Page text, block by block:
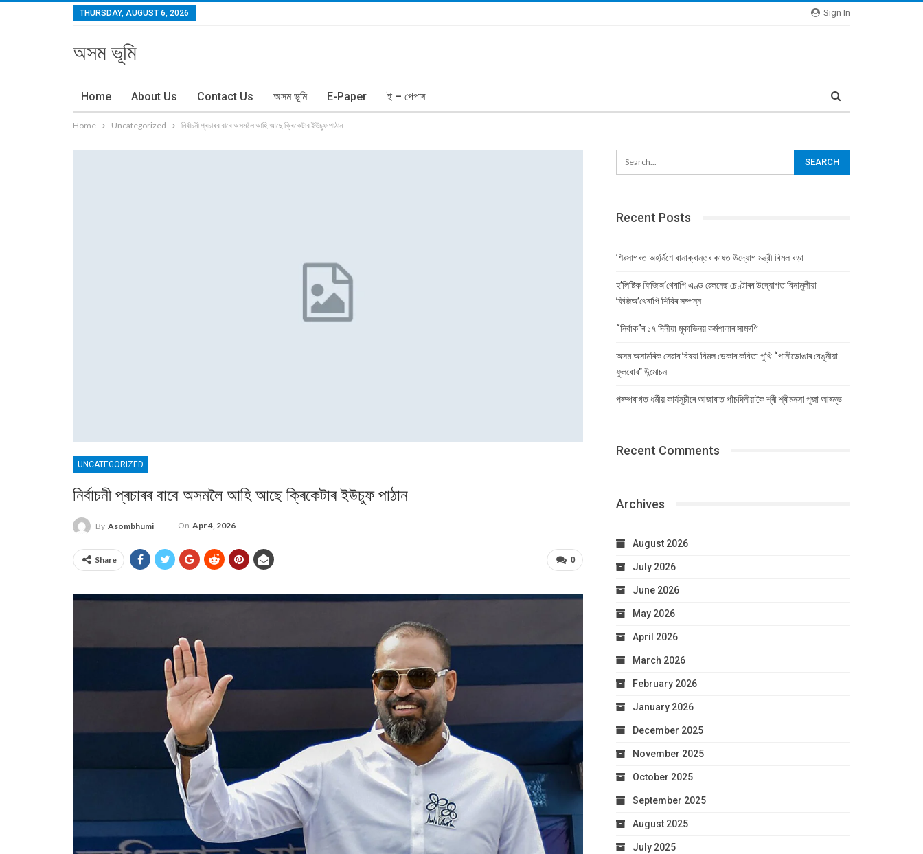
Sign In
THURSDAY, AUGUST 6, 2026
অসম ভূমি
Home About Us Contact Us অসম ভূমি E-Paper ই – পেপাৰ
Home Uncategorized নিৰ্বাচনী প্ৰচাৰৰ বাবে অসমলৈ আহি আছে ক্ৰিকেটাৰ ইউচুফ পাঠান
UNCATEGORIZED
নিৰ্বাচনী প্ৰচাৰৰ বাবে অসমলৈ আহি আছে ক্ৰিকেটাৰ ইউচুফ পাঠান
By Asombhumi On Apr 4, 2026
0
Share
Recent Posts
শিৱসাগৰত অহৰ্নিশে বানাক্ৰান্তৰ কাষত উদ্যোগ মন্ত্রী বিমল বড়া
হ’লিষ্টিক ফিজিঅ’থেৰাপি এণ্ড ৱেলনেছ চেণ্টাৰৰ উদ্যোগত বিনামূলীয়া
ফিজিঅ’থেৰাপি শিবিৰ সম্পন্ন
“নিৰ্বাক”ৰ ১৭ দিনীয়া মূকাভিনয় কৰ্মশালাৰ সামৰণি
অসম অসামৰিক সেৱাৰ বিষয়া বিমল ডেকাৰ কবিতা পুথি “পানীডোঙাৰ বেঙুনীয়া
ফুলবোৰ” উন্মোচন
পৰম্পৰাগত ধৰ্মীয় কাৰ্যসূচীৰে আজাৰাত পাঁচদিনীয়াকৈ শ্ৰী শ্ৰীমনসা পূজা আৰম্ভ
Recent Comments
Archives
August 2026
July 2026
June 2026
May 2026
April 2026
March 2026
February 2026
January 2026
December 2025
November 2025
October 2025
September 2025
August 2025
July 2025